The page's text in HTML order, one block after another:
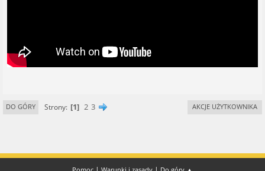
DO GÓRY Strony 1 2 3 AKCJE UŻYTKOWNIKA